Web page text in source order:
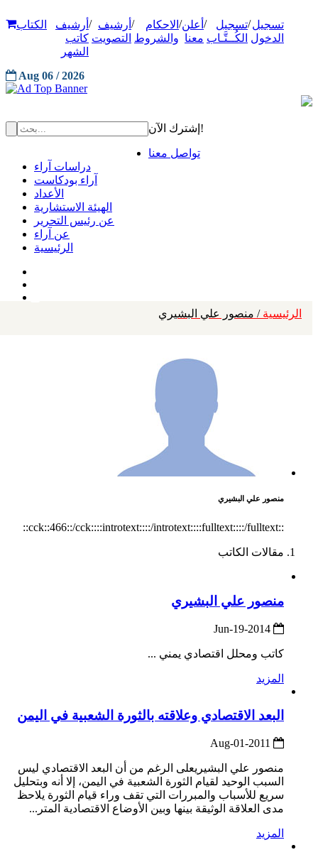
تسجيل
الدخول
/تسجيل
الكُــتَّـاب
/ أعلن
معنا
/ الاحكام
والشروط
/ أرشيف
التصويت
/ أرشيف
كاتب
الشهر
الكتاب
Aug 06 / 2026
إشترك الآن!
تواصل معنا
دراسات آراء
آراء بودكاست
الأعداد
الهيئة الاستشارية
عن رئيس التحرير
عن آراء
الرئيسية
الرئيسية / منصور علي البشيري
منصور علي البشيري
::cck::466::/cck::::introtext::::/introtext::::fulltext::::/fulltext::
مقالات الكاتب
منصور علي البشيري
كاتب ومحلل اقتصادي يمني ...
المزيد
البعد الاقتصادي وعلاقته بالثورة الشعبية في اليمن
منصور علي البشيريعلى الرغم من أن البعد الاقتصادي ليس
السبب الوحيد لقيام الثورة الشعبية في اليمن، إلا أنه وبتحليل
سريع للأسباب والمبررات التي تقف وراء قيام الثورة يلاحظ
مدى العلاقة الوثيقة بينها وبين الأوضاع الاقتصادية المتر...
المزيد